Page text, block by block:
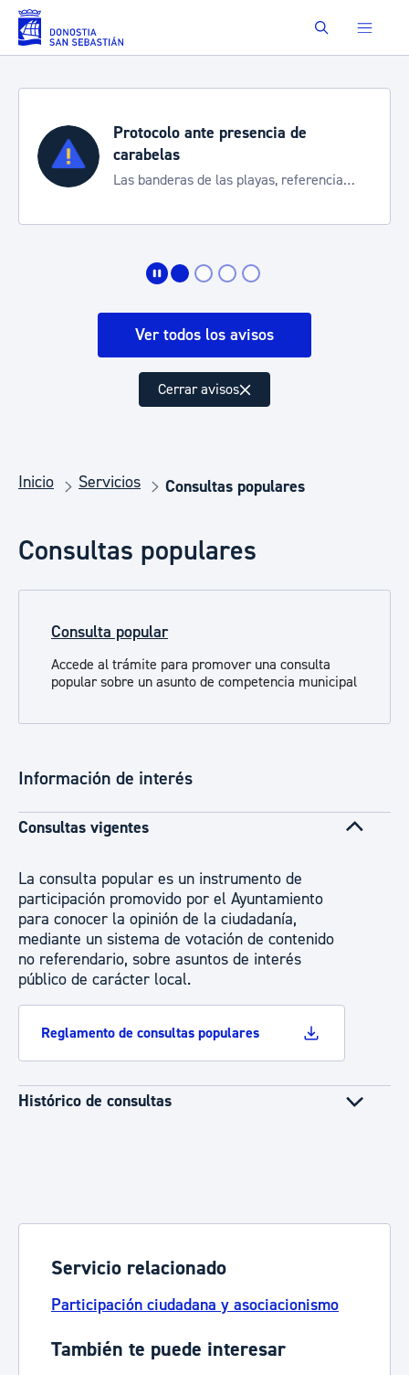
Saltar al contenido principal Buscar
Protocolo ante presencia de
carabelas
Las banderas de las playas, referencia
Ver todos los avisos
Cerrar avisos
Inicio Servicios Consultas populares
Consultas populares
Consulta popular
Accede al trámite para promover una consulta
popular sobre un asunto de competencia municipal
Información de interés
Consultas vigentes
La consulta popular es un instrumento de
participación promovido por el Ayuntamiento
para conocer la opinión de la ciudadanía,
mediante un sistema de votación de contenido
no referendario, sobre asuntos de interés
público de carácter local.
Reglamento de consultas populares
Histórico de consultas
Servicio relacionado
Participación ciudadana y asociacionismo
También te puede interesar